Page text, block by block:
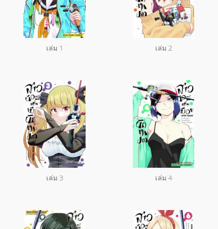
เล่ม 1 เล่ม 2
เล่ม 3 เล่ม 4